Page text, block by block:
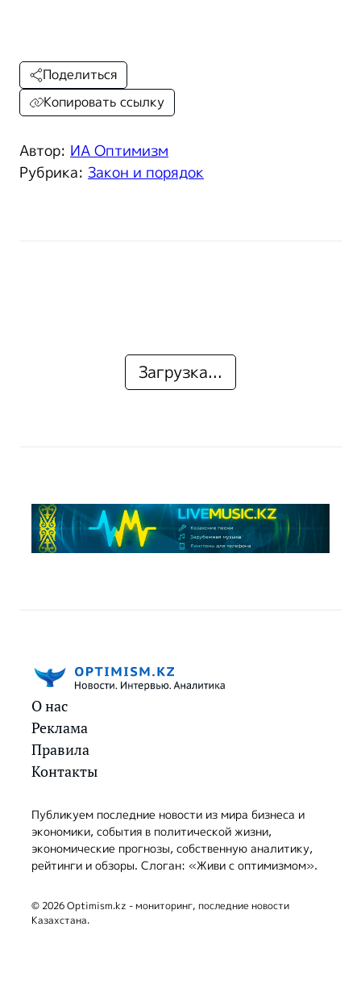
Автор: ИА Оптимизм
Рубрика: Закон и порядок
Поделиться
Копировать ссылку
Загрузка...
О нас
Реклама
Правила
Контакты
Публикуем последние новости из мира бизнеса и
экономики, события в политической жизни,
экономические прогнозы, собственную аналитику,
рейтинги и обзоры. Слоган: «Живи с оптимизмом».
© 2026 Optimism.kz - мониторинг, последние новости
Казахстана.